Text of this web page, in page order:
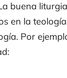
buena
en la
Por